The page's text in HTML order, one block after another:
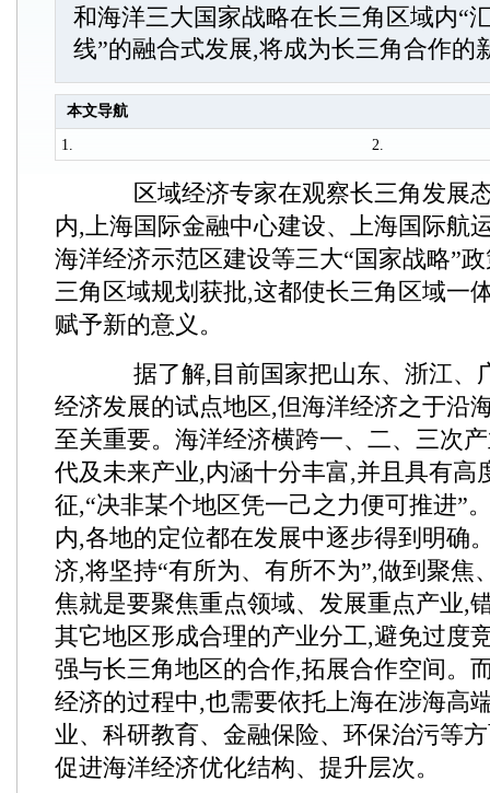
和海洋三大国家战略在长三角区域内“
线”的融合式发展,将成为长三角合作的
本文导航
1. 2.
区域经济专家在观察长三角发展
内,上海国际金融中心建设、上海国际航
海洋经济示范区建设等三大“国家战略”
三角区域规划获批,这都使长三角区域一
赋予新的意义。
据了解,目前国家把山东、浙江、
经济发展的试点地区,但海洋经济之于沿
至关重要。海洋经济横跨一、二、三次
代及未来产业,内涵十分丰富,并且具有高
征,“决非某个地区凭一己之力便可推进”
内,各地的定位都在发展中逐步得到明确
济,将坚持“有所为、有所不为”,做到聚焦
焦就是要聚焦重点领域、发展重点产业,
其它地区形成合理的产业分工,避免过度
强与长三角地区的合作,拓展合作空间。
经济的过程中,也需要依托上海在涉海高
业、科研教育、金融保险、环保治污等
促进海洋经济优化结构、提升层次。